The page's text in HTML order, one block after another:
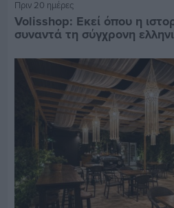
Πριν 20 ημέρες
Volisshop: Εκεί όπου η
συναντά τη σύγχρονη